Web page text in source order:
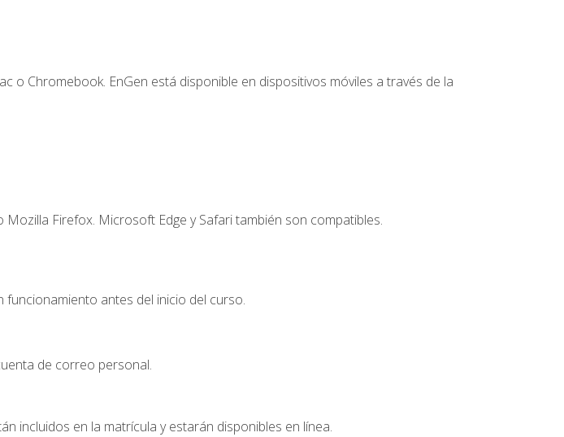
o Chromebook. EnGen está disponible en dispositivos móviles a través de la
Firefox. Microsoft Edge y Safari también son compatibles.
antes del inicio del curso.
de correo personal.
incluidos en la matrícula y estarán disponibles en línea.